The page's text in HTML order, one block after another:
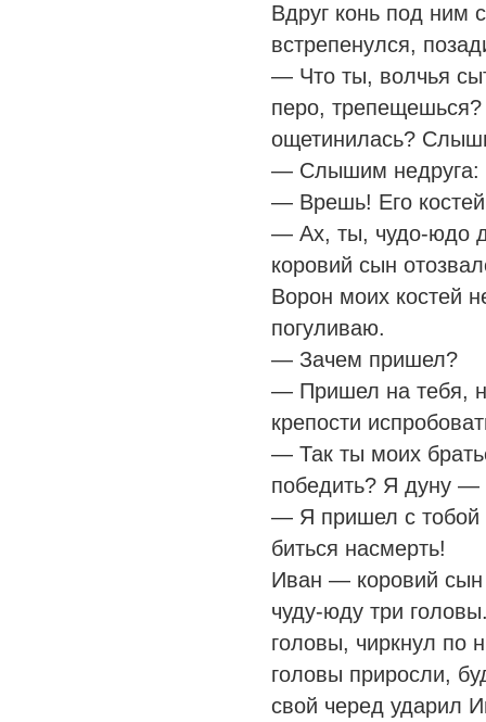
Вдруг конь под ним
встрепенулся,
— Что ты, волчья
перо,
ощетинилась?
— Слышим недруга:
— Врешь! Его
— Ах, ты, чудо-юдо
коровий сын
Ворон моих костей
погуливаю.
— Зачем пришел?
— Пришел на тебя,
крепости
— Так ты моих
победить? Я дуну —
— Я пришел с тобой
биться насмерть!
Иван — коровий сын
чуду-юду три
головы, чиркнул по
головы приросли,
свой черед ударил